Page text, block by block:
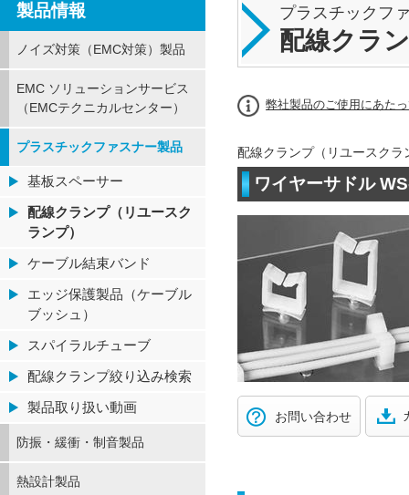
プラスチックフ
配線クラ
弊社製品のご使用にあた
配線クランプ（リユースクラ
ワイヤーサドル
お問い合わせ
製品情報
ノイズ対策（EMC対策）製品
EMC ソリューションサービス
（EMCテクニカルセンター）
プラスチックファスナー製品
基板スペーサー
配線クランプ（リユースク
ランプ）
ケーブル結束バンド
エッジ保護製品（ケーブル
ブッシュ）
スパイラルチューブ
配線クランプ絞り込み検索
製品取り扱い動画
防振・緩衝・制音製品
熱設計製品